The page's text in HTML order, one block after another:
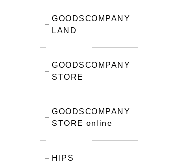
GOODSCOMPANY
LAND
GOODSCOMPANY
STORE
GOODSCOMPANY
STORE online
HIPS